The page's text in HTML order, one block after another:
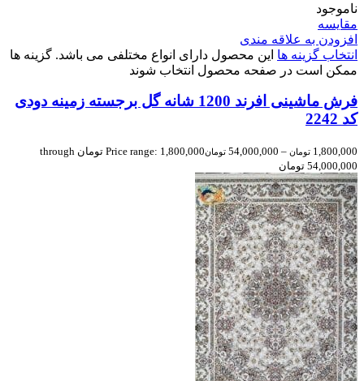
ناموجود
مقایسه
افزودن به علاقه مندی
انتخاب گزینه ها این محصول دارای انواع مختلفی می باشد. گزینه ها
ممکن است در صفحه محصول انتخاب شوند
فرش ماشینی افرند 1200 شانه گل برجسته زمینه دودی
کد 2242
1,800,000 تومان –
54,000,000 تومان
Price range: 1,800,000 تومان through
54,000,000 تومان